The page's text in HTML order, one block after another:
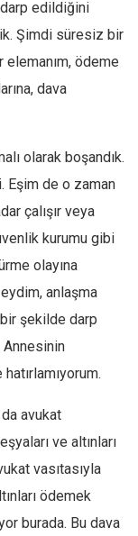
edildiğini
Şimdi süresiz bir
elemanım, ödeme
dava
olarak boşandık.
Eşim de o zaman
çalışır veya
kurumu gibi
olayına
anlaşma
şekilde darp
Annesinin
avukat
ve altınları
vasıtasıyla
ödemek
burada. Bu dava